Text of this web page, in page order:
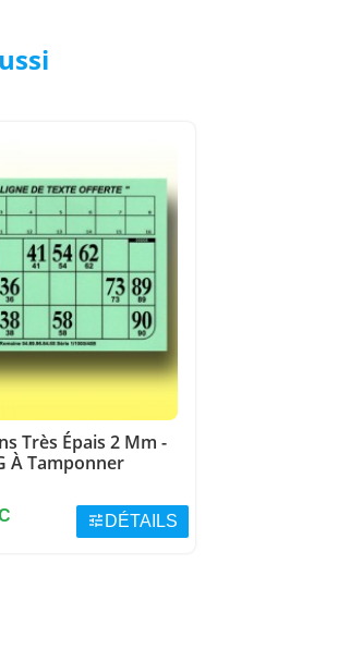
Très Épais 2 Mm -
À Tamponner
tune DÉTAILS